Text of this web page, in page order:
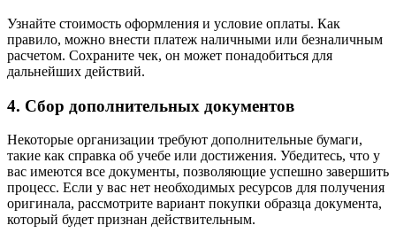
Узнайте стоимость оформления и условие оплаты. Как
правило, можно внести платеж наличными или безналичным
расчетом. Сохраните чек, он может понадобиться для
дальнейших действий.
4. Сбор дополнительных документов
Некоторые организации требуют дополнительные бумаги,
такие как справка об учебе или достижения. Убедитесь, что у
вас имеются все документы, позволяющие успешно завершить
процесс. Если у вас нет необходимых ресурсов для получения
оригинала, рассмотрите вариант покупки образца документа,
который будет признан действительным.